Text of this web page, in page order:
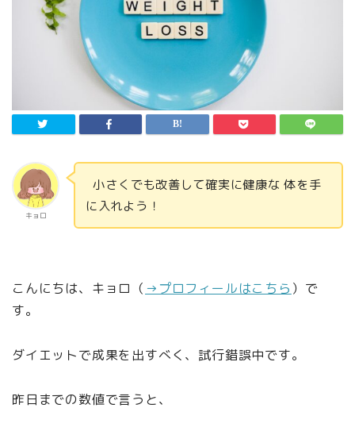
キョロ
小さくでも改善して確実に健康な 体を手
に入れよう！
こんにちは、キョロ（ →プロフィールはこちら ）で
す。
ダイエットで成果を出すべく、試行錯誤中です。
昨日までの数値で言うと、